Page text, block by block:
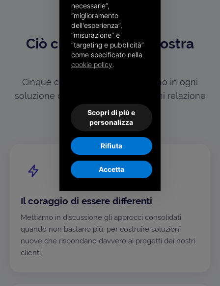
I NOSTRI VALORI
Ciò che guida ogni nostra
scelta
Cinque convinzioni che si ritrovano in ogni
soluzione che progettiamo e in ogni relazione
che costruiamo.
Il coraggio di essere differenti
Mettiamo in discussione gli approcci consolidati
quando non bastano più, per costruire soluzioni
nuove che rispondano davvero ai progetti dei nostri
clienti.
necessarie”,
“miglioramento
dell'esperienza”,
“misurazione” e
“targeting e pubblicità”
come specificato nella
cookie policy.
Scopri di più e
personalizza
Rifiuta
Accetta